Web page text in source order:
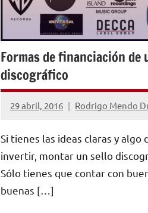
Formas de financiación de
discográfico
29 abril, 2016 Rodrigo Mendo
1
Si tienes las ideas claras y algo
invertir, montar un sello
Sólo tienes que contar con
buenas […]